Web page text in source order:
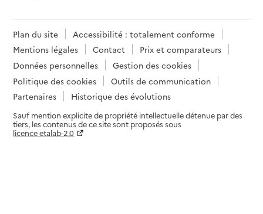
Plan du site
Accessibilité : totalement conforme
Mentions légales
Contact
Prix et comparateurs
Données personnelles
Gestion des cookies
Politique des cookies
Outils de communication
Partenaires
Historique des évolutions
Sauf mention explicite de propriété intellectuelle détenue par des
tiers, les contenus de ce site sont proposés sous
licence etalab-2.0